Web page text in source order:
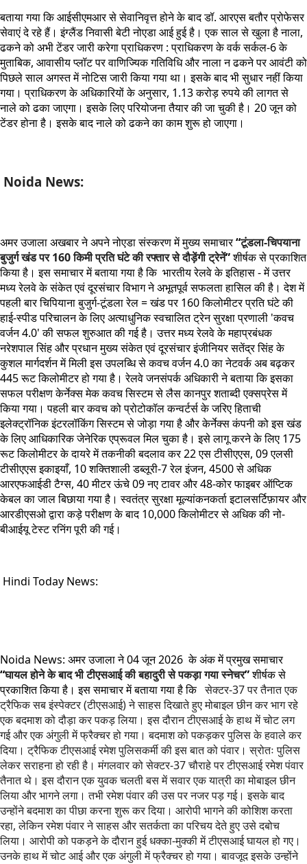
बताया गया कि आईसीएमआर से सेवानिवृत्त होने के बाद डॉ. आरएस बतौर प्रोफेसर
सेवाएं दे रहे हैं। इंग्लैंड निवासी बेटी नोएडा आई हुई है। एक साल से खुला है नाला,
ढकने को अभी टेंडर जारी करेगा प्राधिकरण : प्राधिकरण के वर्क सर्कल-6 के
मुताबिक, आवासीय प्लॉट पर वाणिज्यिक गतिविधि और नाला न ढकने पर आवंटी को
पिछले साल अगस्त में नोटिस जारी किया गया था। इसके बाद भी सुधार नहीं किया
गया। प्राधिकरण के अधिकारियों के अनुसार, 1.13 करोड़ रुपये की लागत से
नाले को ढका जाएगा। इसके लिए परियोजना तैयार की जा चुकी है। 20 जून को
टेंडर होना है। इसके बाद नाले को ढकने का काम शुरू हो जाएगा।
Noida News:
अमर उजाला अखबार ने अपने नोएडा संस्करण में मुख्य समाचार“टूंडला-चिपयाना
बुजुर्ग खंड पर 160 किमी प्रति घंटे की रफ्तार से दौड़ेंगी ट्रेनें”शीर्षक से प्रकाशित
किया है। इस समाचार में बताया गया है कि भारतीय रेलवे के इतिहास - में उत्तर
मध्य रेलवे के संकेत एवं दूरसंचार विभाग ने अभूतपूर्व सफलता हासिल की है। देश में
पहली बार चिपियाना बुजुर्ग-टूंडला रेल = खंड पर 160 किलोमीटर प्रति घंटे की
हाई-स्पीड परिचालन के लिए अत्याधुनिक स्वचालित ट्रेन सुरक्षा प्रणाली 'कवच
वर्जन 4.0' की सफल शुरुआत की गई है। उत्तर मध्य रेलवे के महाप्रबंधक
नरेशपाल सिंह और प्रधान मुख्य संकेत एवं दूरसंचार इंजीनियर सतेंद्र सिंह के
कुशल मार्गदर्शन में मिली इस उपलब्धि से कवच वर्जन 4.0 का नेटवर्क अब बढ़कर
445 रूट किलोमीटर हो गया है। रेलवे जनसंपर्क अधिकारी ने बताया कि इसका
सफल परीक्षण केर्नेक्स मेक कवच सिस्टम से लैस कानपुर शताब्दी एक्सप्रेस में
किया गया। पहली बार कवच को प्रोटोकॉल कन्वर्टर्स के जरिए हिताची
इलेक्ट्रॉनिक इंटरलॉकिंग सिस्टम से जोड़ा गया है और केर्नेक्स कंपनी को इस खंड
के लिए आधिकारिक जेनेरिक एप्रूवल मिल चुका है। इसे लागू करने के लिए 175
रूट किलोमीटर के दायरे में तकनीकी बदलाव कर 22 एस टीसीएएस, 09 एलसी
टीसीएएस इकाइयाँ, 10 शक्तिशाली डब्लूरी-7 रेल इंजन, 4500 से अधिक
आरएफआईडी टैग्स, 40 मीटर ऊंचे 09 नए टावर और 48-कोर फाइबर ऑप्टिक
केबल का जाल बिछाया गया है। स्वतंत्र सुरक्षा मूल्यांकनकर्ता इटालसर्टिफ़ायर और
आरडीएसओ द्वारा कड़े परीक्षण के बाद 10,000 किलोमीटर से अधिक की नो-
बीआईयू टेस्ट रनिंग पूरी की गई।
Hindi Today News:
Noida News: अमर उजाला ने 04 जून 2026 के अंक में प्रमुख समाचार
“घायल होने के बाद भी टीएसआई की बहादुरी से पकड़ा गया स्नेचर”शीर्षक से
प्रकाशित किया है। इस समाचार में बताया गया है कि सेक्टर-37 पर तैनात एक
ट्रैफिक सब इंस्पेक्टर (टीएसआई) ने साहस दिखाते हुए मोबाइल छीन कर भाग रहे
एक बदमाश को दौड़ा कर पकड़ लिया। इस दौरान टीएसआई के हाथ में चोट लग
गई और एक अंगुली में फ्रैक्चर हो गया। बदमाश को पकड़कर पुलिस के हवाले कर
दिया। ट्रैफिक टीएसआई रमेश पुलिसकर्मी की इस बात को पंवार। स्रोतः पुलिस
लेकर सराहना हो रही है। मंगलवार को सेक्टर-37 चौराहे पर टीएसआई रमेश पंवार
तैनात थे। इस दौरान एक युवक चलती बस में सवार एक यात्री का मोबाइल छीन
लिया और भागने लगा। तभी रमेश पंवार की उस पर नजर पड़ गई। इसके बाद
उन्होंने बदमाश का पीछा करना शुरू कर दिया। आरोपी भागने की कोशिश करता
रहा, लेकिन रमेश पंवार ने साहस और सतर्कता का परिचय देते हुए उसे दबोच
लिया। आरोपी को पकड़ने के दौरान हुई धक्का-मुक्की में टीएसआई घायल हो गए।
उनके हाथ में चोट आई और एक अंगुली में फ्रैक्चर हो गया। बावजूद इसके उन्होंने